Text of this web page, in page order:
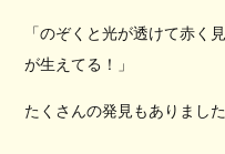
「のぞくと光が透けて赤く
が生えてる！」
たくさんの発見もありました